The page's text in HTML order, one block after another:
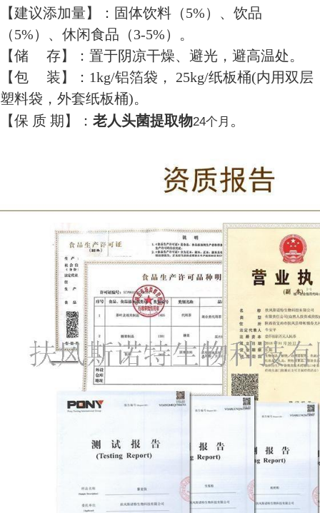
【建议添加量】：固体饮料（5%）、饮品
（5%）、休闲食品（3-5%）。
【储 存】：置于阴凉干燥、避光，避高温处。
【包 装】：1kg/铝箔袋， 25kg/纸板桶(内用双层
塑料袋，外套纸板桶)。
【保 质 期】： 老人头菌提取物24个月 。